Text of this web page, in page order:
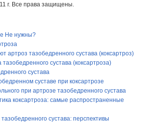
г. Все права защищены.
Не нужны?
артроз тазобедренного сустава (коксартроз)
сустава (коксартроза)
сустава
суставе при коксартрозе
при артрозе тазобедренного сустава
коксартроза: самые распространенные
сустава: перспективы